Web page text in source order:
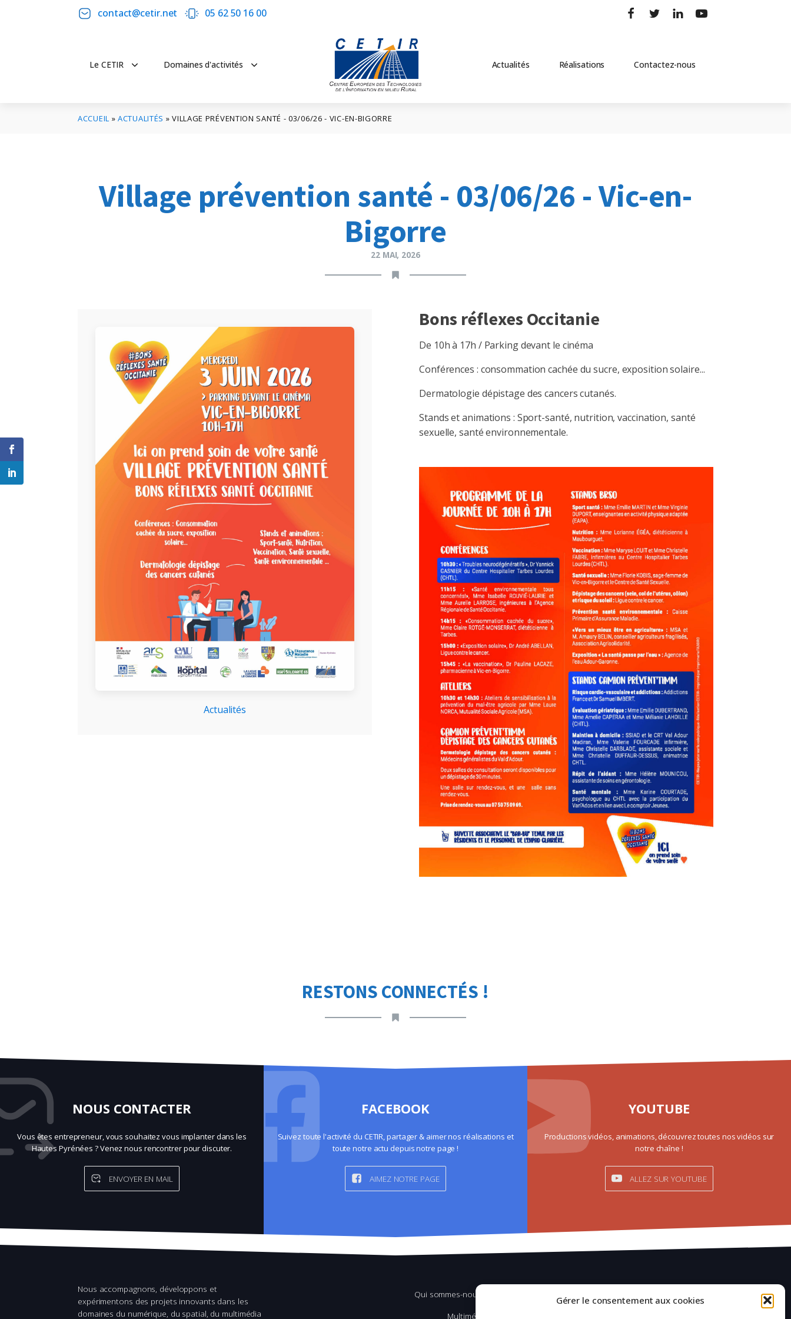
Gérer le consentement aux cookies
contact@cetir.net 05 62 50 16 00
Le CETIR Domaines d'activités Actualités Réalisations Contactez-nous
ACCUEIL »ACTUALITÉS »VILLAGE PRÉVENTION SANTÉ - 03/06/26 - VIC-EN-BIGORRE
Village prévention santé - 03/06/26 - Vic-en-
Bigorre
22 MAI, 2026
Actualités
Bons réflexes Occitanie
De 10h à 17h / Parking devant le cinéma
Conférences : consommation cachée du sucre, exposition solaire...
Dermatologie dépistage des cancers cutanés.
Stands et animations : Sport-santé, nutrition, vaccination, santé
sexuelle, santé environnementale.
Facebook LinkedIn
RESTONS CONNECTÉS !
NOUS CONTACTER
Vous êtes entrepreneur, vous souhaitez vous implanter dans les
Hautes Pyrénées ? Venez nous rencontrer pour discuter.
ENVOYER EN MAIL
FACEBOOK
Suivez toute l'activité du CETIR, partager & aimer nos réalisations et
toute notre actu depuis notre page !
AIMEZ NOTRE PAGE
YOUTUBE
Productions vidéos, animations, découvrez toutes nos vidéos sur
notre chaîne !
ALLEZ SUR YOUTUBE
Nous accompagnons, développons et
expérimentons des projets innovants dans les
domaines du numérique, du spatial, du multimédia
Qui sommes-nous ?
Multimédia